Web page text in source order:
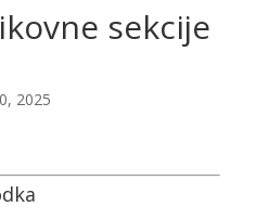
sekcije
2025